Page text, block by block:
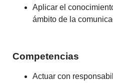
Aplicar el
ámbito de la
Competencias
Actuar con